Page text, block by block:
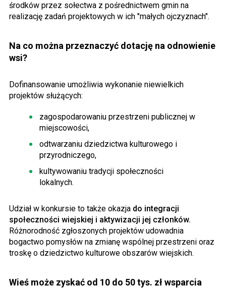
środków przez sołectwa z pośrednictwem gmin na
realizację zadań projektowych w ich "małych ojczyznach".
Na co można przeznaczyć dotację na odnowienie
wsi?
Dofinansowanie umożliwia wykonanie niewielkich
projektów służących:
zagospodarowaniu przestrzeni publicznej w
miejscowości,
odtwarzaniu dziedzictwa kulturowego i
przyrodniczego,
kultywowaniu tradycji społeczności
lokalnych.
Udział w konkursie to także okazja do integracji
społeczności wiejskiej i aktywizacji jej członków.
Różnorodność zgłoszonych projektów udowadnia
bogactwo pomysłów na zmianę wspólnej przestrzeni oraz
troskę o dziedzictwo kulturowe obszarów wiejskich.
Wieś może zyskać od 10 do 50 tys. zł wsparcia